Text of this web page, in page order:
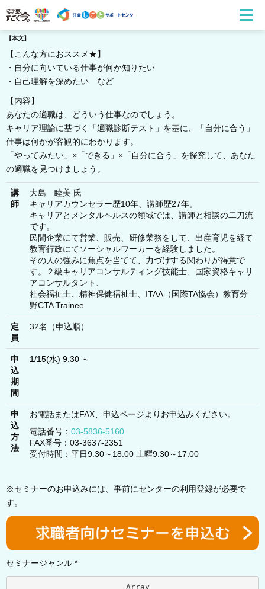
【本文】
【こんな方におススメ★】
・自分に向いている仕事が何か知りたい
・自己理解を深めたい など
【内容】
あなたの適職は、どういう仕事なのでしょう。
キャリア理論に基づく「適職診断テスト」を基に、「自分に合う」
仕事は何かが客観的にわかります。
「やってみたい」×「できる」×「自分に合う」を探究して、あなた
の適職を見つけましょう。
講
師
大島 睦美 氏
キャリアカウンセラー歴10年、講師歴27年。
キャリアとメンタルヘルスの領域では、講師と相談の二刀流
です。
民間企業にて営業、販売、研修業務をして、出産育児を経て
教育行政にてソーシャルワーカーを経験しました。
その人の強みに焦点を当てて、力づけする関わりが得意で
す。２級キャリアコンサルティング技能士、国家資格キャリ
アコンサルタント、
社会福祉士、精神保健福祉士、ITAA（国際TA協会）教育分
野CTA Trainee
定
員
32名（申込順）
申
込
期
間
1/15(水) 9:30 ～
申
込
方
法
お電話またはFAX、申込ページよりお申込みください。
電話番号： 03-5836-5160
FAX番号：03-3637-2351
受付時間：平日9:30～18:00 土曜9:30～17:00
※セミナーのお申込みには、事前にセンターの利用登録が必要で
す。
セミナージャンル *